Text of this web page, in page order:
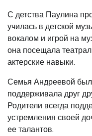
С детства Паулина
училась в детской
вокалом и игрой на
она посещала
актерские навыки.
Семья Андреевой
поддерживала друг
Родители всегда
устремления своей
ее талантов.